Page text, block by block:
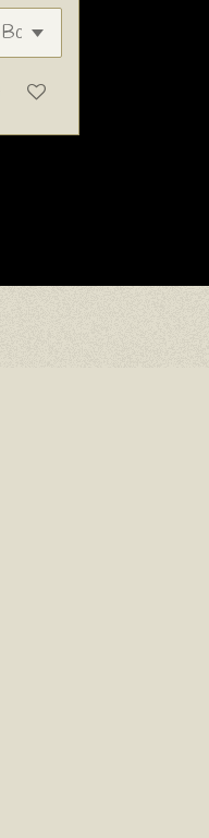
mij op de hoogte